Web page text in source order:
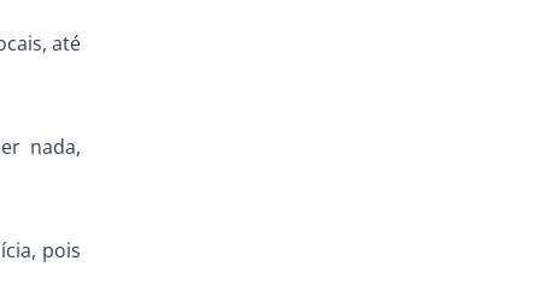
até
nada,
pois